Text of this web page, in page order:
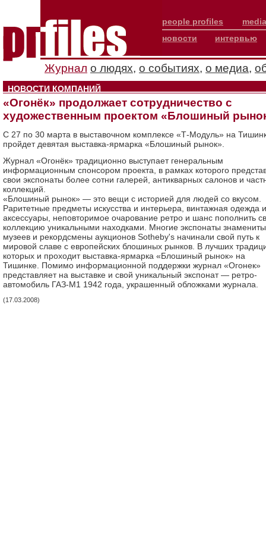
people profiles
новости
интервью
Журнал о людях, о событиях, о медиа,
НОВОСТИ КОМПАНИЙ
«Огонёк» продолжает сотрудничество с
художественным проектом «Блошиный
С 27 по 30 марта в выставочном комплексе «Т-Модуль» на
пройдет девятая выставка-ярмарка «Блошиный рынок».
Журнал «Огонёк» традиционно выступает генеральным
информационным спонсором проекта, в рамках которого
свои экспонаты более сотни галерей, антикварных салонов и
коллекций.
«Блошиный рынок» — это вещи с историей для людей со вкусом.
Раритетные предметы искусства и интерьера, винтажная одежда и
аксессуары, неповторимое очарование ретро и шанс пополнить
коллекцию уникальными находками. Многие экспонаты
музеев и рекордсмены аукционов Sotheby's начинали свой путь к
мировой славе с европейских блошиных рынков. В лучших
которых и проходит выставка-ярмарка «Блошиный рынок» на
Тишинке. Помимо информационной поддержки журнал «Огонек»
представляет на выставке и свой уникальный экспонат — ретро-
автомобиль ГАЗ-М1 1942 года, украшенный обложками журнала.
(17.03.2008)